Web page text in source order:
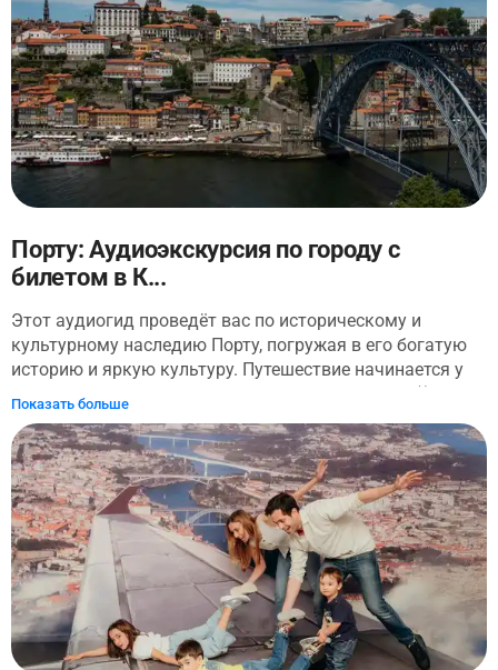
Порту: Аудиоэкскурсия по городу с
билетом в К...
Этот аудиогид проведёт вас по историческому и
культурному наследию Порту, погружая в его богатую
историю и яркую культуру. Путешествие начинается у
величественного Кафедрального собора Порту. (!)
Обратите внимание, что, хотя билет в собор включен в
стоимость, аудоэкскурсия внутри собора не
предусмотрена. После самостоятельного осмотра
Кафедрального собора отправляйтесь на прогулку по
Порту вместе с аудиогидом. Вас ждут 17 остановок,
которые откроют вам архитектурные шедевры и
историческое наследие города. Вы проедете через
район Рибейра, пересечёте знаменитый мост Дома
Луиша I и окажетесь перед башней Клеригуш, которая
словно парит в воздухе. Маршрут пройдёт через самое
сердце Порту, от шумного Меркадо-ду-Больяо до
Показать больше